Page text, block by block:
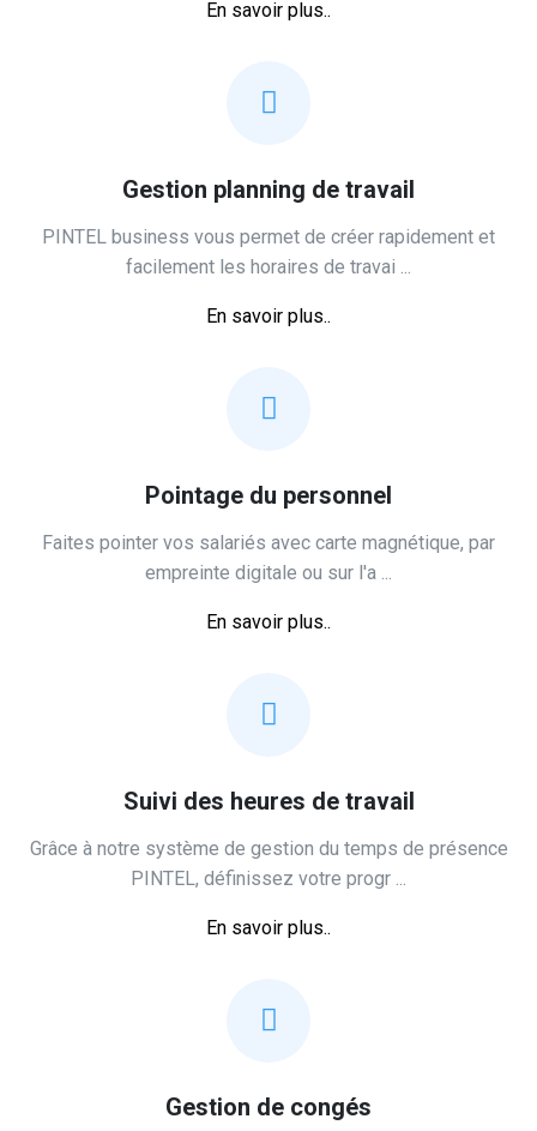
En savoir plus..
Gestion planning de travail
PINTEL business vous permet de créer rapidement et
facilement les horaires de ‎travai ...
En savoir plus..
Pointage du personnel
Faites pointer vos salariés avec carte magnétique, par
empreinte digitale ou sur ‎l'a ...
En savoir plus..
Suivi des heures de travail
Grâce à notre système de gestion du temps de présence
PINTEL, définissez ‎votre progr ...
En savoir plus..
Gestion de congés